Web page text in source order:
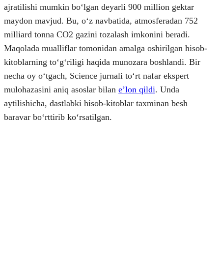
ajratilishi mumkin boʻlgan deyarli 900 million gektar
maydon mavjud. Bu, oʻz navbatida, atmosferadan 752
milliard tonna CO2 gazini tozalash imkonini beradi.
Maqolada mualliflar tomonidan amalga oshirilgan hisob-
kitoblarning toʻgʻriligi haqida munozara boshlandi. Bir
necha oy oʻtgach, Science jurnali toʻrt nafar ekspert
mulohazasini aniq asoslar bilan eʼlon qildi. Unda
aytilishicha, dastlabki hisob-kitoblar taxminan besh
baravar boʻrttirib koʻrsatilgan.